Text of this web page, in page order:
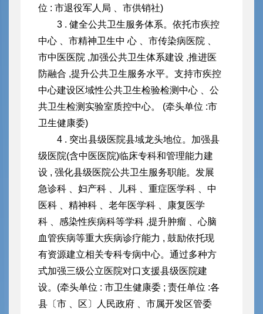
位 : 市退役军人局 、市供销社)
3 . 健全公共卫生服务体系。依托市疾控
中心 、市精神卫生中 心 、市传染病医院 、
市中医医院 ,加强公共卫生体系建设 ,推进医
防融合 ,提升公共卫生服务水平。支持市疾控
中心建设区域性公共卫生检验检测中心 、公
共卫生检测实验室质控中心。 (牵头单位 :市
卫生健康委)
4 . 突出县级医院县域龙头地位。加强县
级医院(含中医医院)临床专科和管理能力建
设 , 强化县级医院公共卫生服务职能。发展
急诊科 、妇产科 、儿科 、重症医学科 、中
医科 、精神科 、老年医学科 、康复医学
科 、感染性疾病科等学科 ,提升肿瘤 、心脑
血管疾病等重大疾病诊疗能力 , 鼓励依托现
有资源建立相关专科专病中心。通过多种方
式加强三级公立医院对口支援县级医院建
设。(牵头单位 : 市卫生健康委 ; 责任单位 :各
县〔市 、区〕人民政府 、市属开发区管委